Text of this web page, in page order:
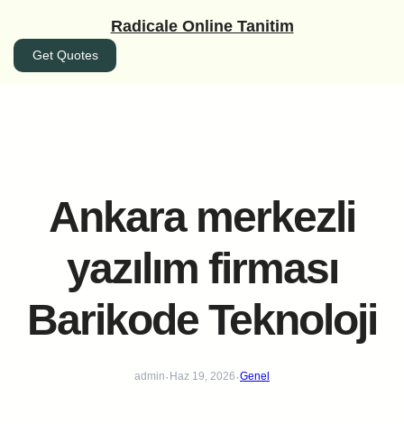
Radicale Online Tanitim
Get Quotes
Ankara merkezli
yazılım firması
Barikode Teknoloji
admin· Haz 19, 2026·Genel